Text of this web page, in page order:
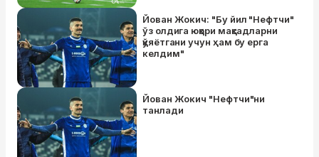
Йован Жокич: "Бу йил "Нефтчи"
ўз олдига юқори мақсадларни
қўяётгани учун ҳам бу ерга
келдим"
Йован Жокич "Нефтчи"ни
танлади